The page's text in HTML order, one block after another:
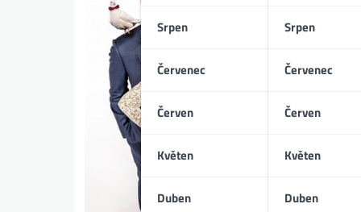
Srpen
Červenec
Červen
Květen
Duben
Srpen
Červenec
Červen
Květen
Duben